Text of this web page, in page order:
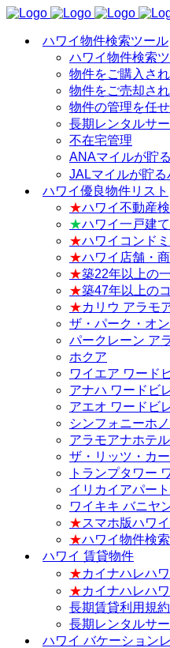
ハワイ物件検索ツール
ハワイ物件検索
物件をご購入さ
物件をご売却さ
物件の管理を任
長期レンタルサ
不在宅管理
ANAマイルが貯
JALマイルが貯
ハワイ優良物件リスト
★ハワイ不動産
★ハワイ一戸建
★ハワイコンド
★ハワイ店舗・
★築22年以上の
★築47年以上の
★カリウ アラモ
ザ・パーク・オ
パークレーン ア
ホクア
ワイエア ワード
アナハ ワードビ
アエオ ワードビ
シンフォニーホ
アラモアナホテ
ザ・リッツ・カ
トランプタワー
イリカイアパート
ワイキキ バニヤ
★スマホ版ハワ
★ハワイ物件検
ハワイ 賃貸物件
★カイナハレハ
★カイナハレハ
長期賃貸利用規約
長期レンタルサ
ハワイ バケーション